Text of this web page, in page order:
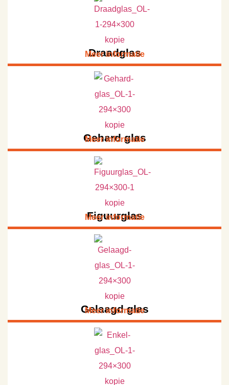
Draadglas
Meer informatie
Gehard glas
Meer informatie
Figuurglas
Meer informatie
Gelaagd glas
Meer informatie